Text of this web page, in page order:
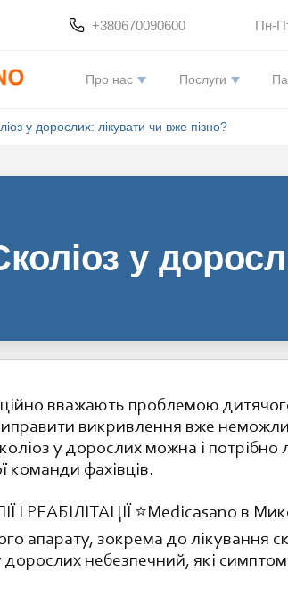
+380670090600 Пн-
Про нас Послуги
у дорослих: лікувати чи вже пізно?
у
вважають проблемою
викривлення вже
у дорослих можна і потрібно
команди фахівців.
І РЕАБІЛІТАЦІЇ ⭐️Medicasano в
апарату, зокрема до лікування
дорослих небезпечний, які